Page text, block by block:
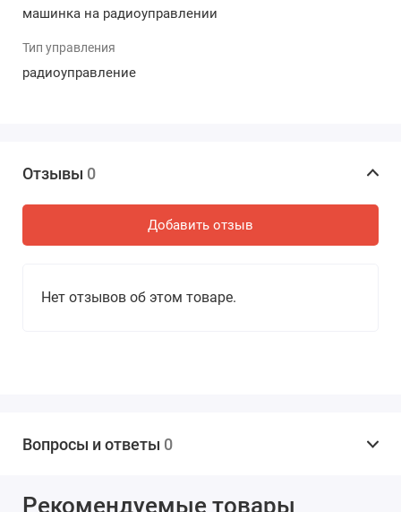
Система Управления: 2.4GHz радиоуправление.
Зарядка: USB.
Материал: Прочный АБС-пластик.
техники! Закажите радиоуправляемый дрифт
волнение настоящих гонок в ваших руках! Данная
модель – это настоящее произведение искусства
гоночного дизайна. Дрифт-машинка приносит не
трека, преодолевая каждый поворот с безупречным
машинка на радиоуправлении
Тип управления
радиоуправление
Отзывы 0
Добавить отзыв
Нет отзывов об этом товаре.
Вопросы и ответы 0
Рекомендуемые товары